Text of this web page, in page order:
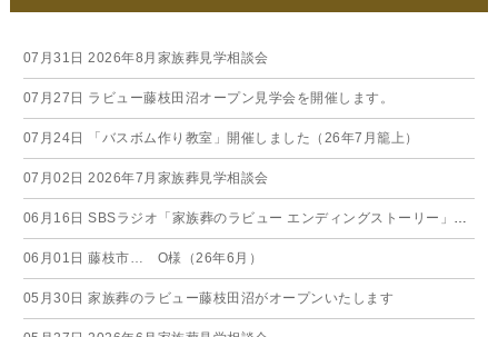
07月31日 2026年8月家族葬見学相談会
07月27日 ラビュー藤枝田沼オープン見学会を開催します。
07月24日 「バスボム作り教室」開催しました（26年7月籠上）
07月02日 2026年7月家族葬見学相談会
06月16日 SBSラジオ「家族葬のラビュー エンディングストーリー」に弊社スタッフが出演いたしました（26年6月）
06月01日 藤枝市… O様（26年6月）
05月30日 家族葬のラビュー藤枝田沼がオープンいたします